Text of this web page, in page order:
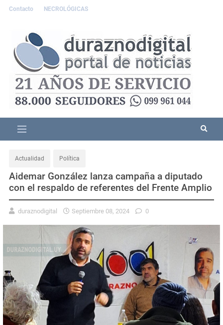
Contacto NECROLÓGICAS
Actualidad Política
Aidemar González lanza campaña a diputado
con el respaldo de referentes del Frente Amplio
duraznodigital Septiembre 08, 2024 0